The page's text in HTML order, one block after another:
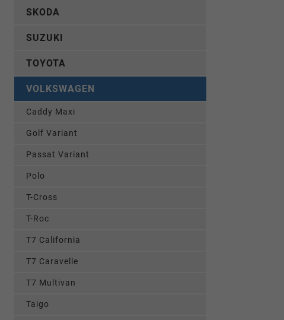
SKODA
SUZUKI
TOYOTA
VOLKSWAGEN
Caddy Maxi
Golf Variant
Passat Variant
Polo
T-Cross
T-Roc
T7 California
T7 Caravelle
T7 Multivan
Taigo